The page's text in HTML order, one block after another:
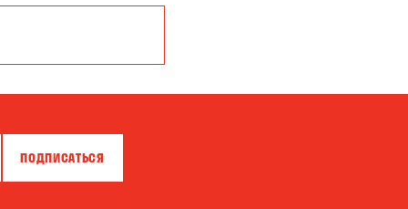
Бровары
Гатное
ПОДПИСАТЬСЯ